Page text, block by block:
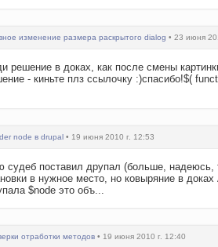
изменение размера раскрытого dialog • 23 июня
решение в доках, как после смены
- киньте плз ссылочку :)спасибо!$(
node в drupal • 19 июня 2010 г. 12:53
судеб поставил друпал (больше,
в нужное место, но ковыряние в
$node это объ...
отработки методов • 19 июня 2010 г. 12:40